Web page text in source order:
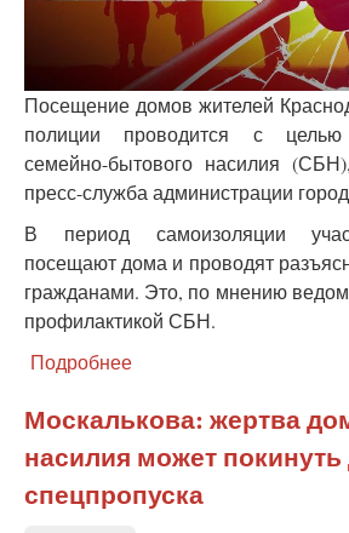
Посещение домов жителей
полиции проводится с целью
семейно-бытового насилия
пресс-служба администрации
В период самоизоляции
посещают дома и проводят
гражданами. Это, по мнению
профилактикой СБН.
Подробнее
бытовое
насилие
стало
обхода
Москалькова: жертва
насилия может
спецпропуска